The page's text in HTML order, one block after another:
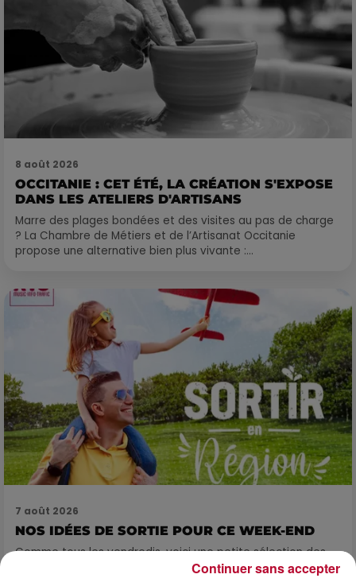
8 août 2026
OCCITANIE : CET ÉTÉ, LA CRÉATION S'EXPOSE
DANS LES ATELIERS D'ARTISANS
Marre des plages bondées et des visites au pas de charge
? La Chambre de Métiers et de l’Artisanat Occitanie
propose une alternative bien plus vivante :...
7 août 2026
NOS IDÉES DE SORTIE POUR CE WEEK-END
Comme tous les vendredis, voici une petite sélection des
rendez-vous à ne pas manquer dans le coin. Que vous ayez
Continuer sans accepter